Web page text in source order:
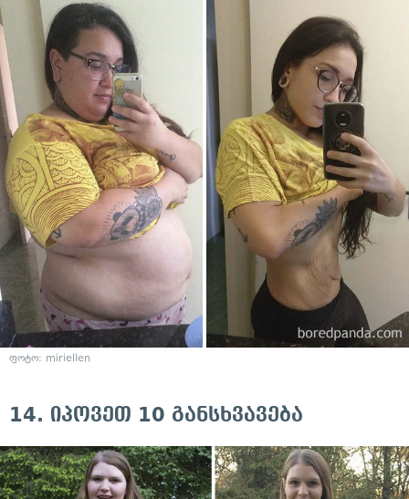
ფოტო: miriellen
14. იპოვეთ 10 განსხვავება